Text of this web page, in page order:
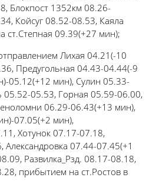
Блокпост 1352км 08.26-
Койсуг 08.52-08.53, Каяла
ст.Степная 09.39(+27 мин);
Лихая 04.21(-10
Предугольная 04.43-04.44(-9
05.12(+12 мин), Сулин 05.33-
05.52-05.53, Горная 05.59-06.00,
06.29-06.43(+13 мин),
07.05(+2 мин),
Хотунок 07.17-07.18,
Александровка 07.44-07.45(+1
Развилка_Рзд. 08.17-08.18,
прибытием на ст.Ростов в